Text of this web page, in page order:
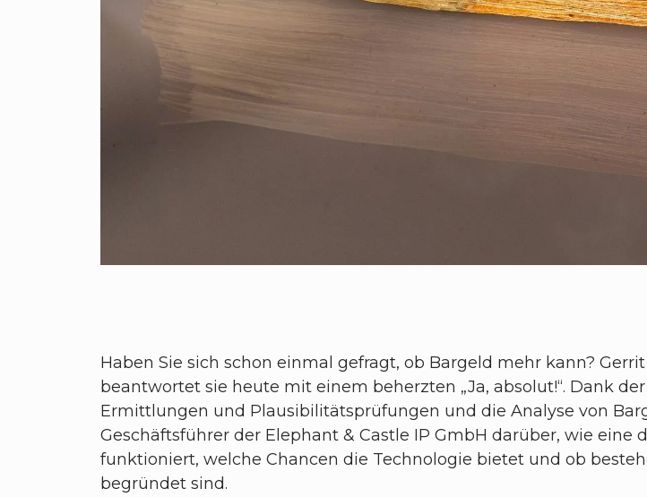
Haben Sie sich schon einmal gefragt, ob Bargeld mehr kann?
beantwortet sie heute mit einem beherzten „Ja, absolut!“. Dank
Ermittlungen und Plausibilitätsprüfungen und die Analyse von
Geschäftsführer der Elephant & Castle IP GmbH darüber, wie
funktioniert, welche Chancen die Technologie bietet und ob
begründet sind.